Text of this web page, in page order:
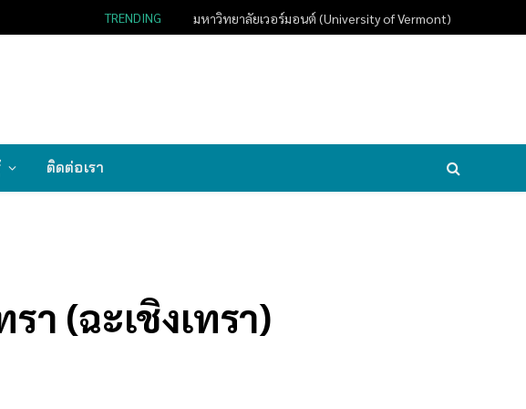
TRENDING มหาวิทยาลัยเวอร์มอนต์ (University of Vermont)
ติดต่อเรา
า (ฉะเชิงเทรา)